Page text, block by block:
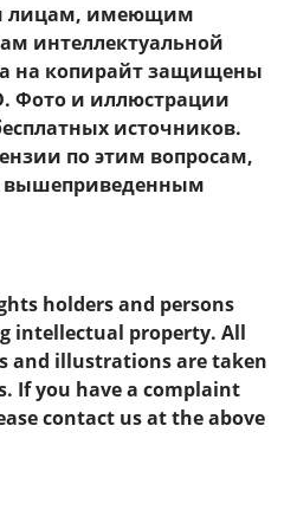
лицам, имеющим
интеллектуальной
на копирайт защищены
Фото и иллюстрации
источников.
по этим вопросам,
вышеприведенным
holders and persons
intellectual property. All
and illustrations are taken
If you have a complaint
contact us at the above